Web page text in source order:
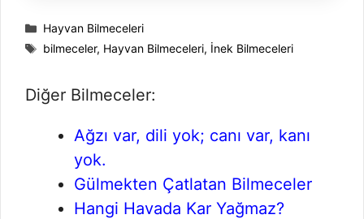
Kategoriler
Hayvan Bilmeceleri
Etiketler
bilmeceler, Hayvan Bilmeceleri, İnek Bilmeceleri
Diğer Bilmeceler:
Ağzı var, dili yok; canı var, kanı
yok.
Gülmekten Çatlatan Bilmeceler
Hangi Havada Kar Yağmaz?